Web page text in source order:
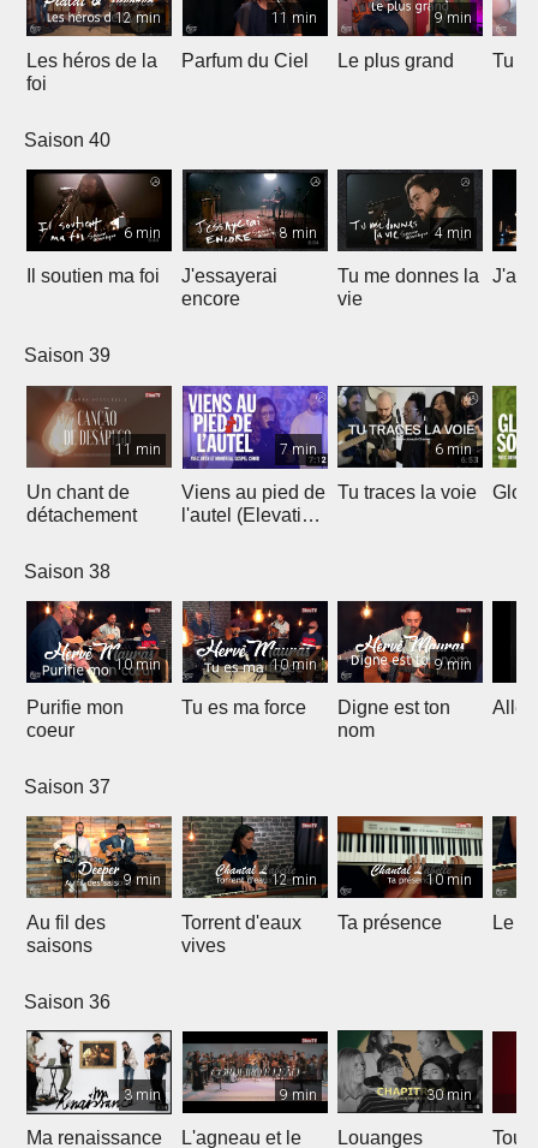
12 min
Les héros de la
foi
11 min
Parfum du Ciel
9 min
Le plus grand Tu
Saison 40
6 min
Il soutien ma foi
8 min
J'essayerai
encore
4 min
Tu me donnes la
vie
J'ai
Saison 39
11 min
Un chant de
détachement
7 min
Viens au pied de
l'autel (Elevation
6 min
Tu traces la voie
Saison 38
10 min
Purifie mon
coeur
10 min
Tu es ma force
9 min
Digne est ton
nom
Saison 37
9 min
Au fil des
saisons
12 min
Torrent d'eaux
vives
10 min
Ta présence Le
Saison 36
3 min
Ma renaissance
9 min
L'agneau et le
30 min
Louanges Tout